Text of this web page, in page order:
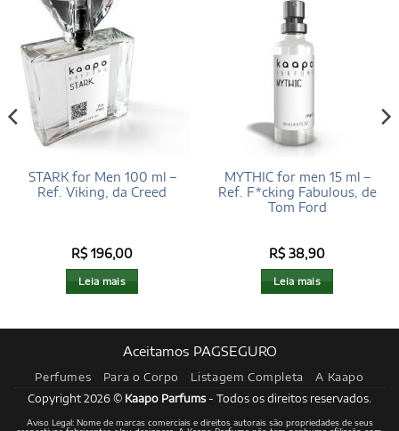
STARK for Men 100 ml –
Ref. Viking, da Creed
R$196,00
Leia mais
MYTHIC for men 15 ml –
Ref. F*cking Fabulous, de
Tom Ford
R$38,90
Leia mais
Aceitamos PAGSEGURO
Perfumes Para o Corpo Listagem Completa A Kaapo
Copyright 2026 © Kaapo Parfums- Todos os direitos reservados.
Aviso Legal: Nome de marcas comerciais e direitos autorais são propriedades de seus